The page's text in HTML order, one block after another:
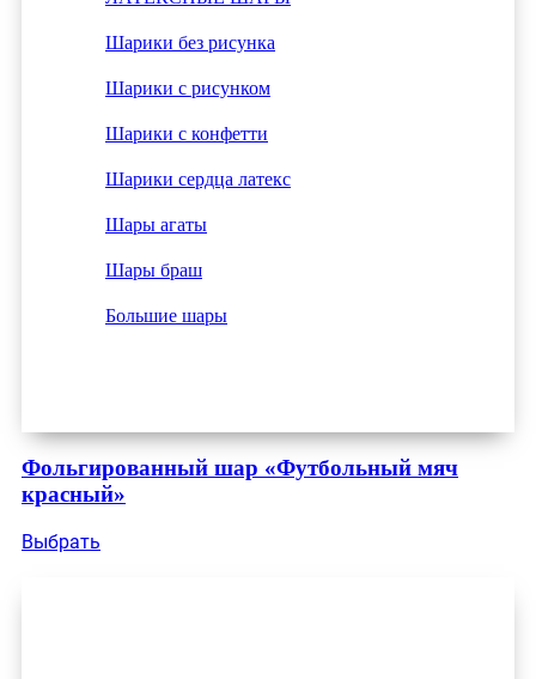
Шарики без рисунка
Шарики с рисунком
Шарики с конфетти
Шарики сердца латекс
Шары агаты
Шары браш
Большие шары
Фольгированный шар «Футбольный мяч
красный»
Выбрать